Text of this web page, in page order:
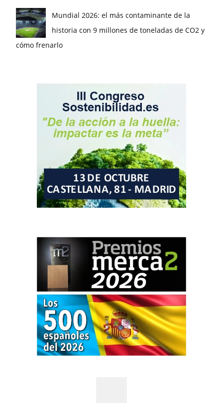
Mundial 2026: el más contaminante de la
historia con 9 millones de toneladas de CO2 y
cómo frenarlo